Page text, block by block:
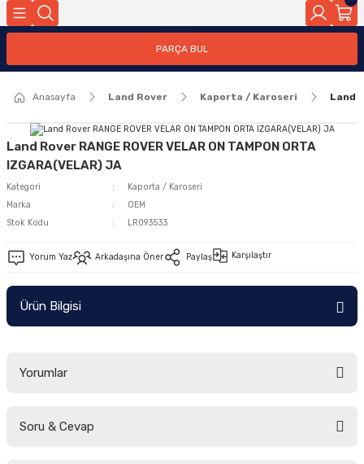
PARÇA BUL
Anasayfa Land Rover Kaporta / Karoseri Land
Land Rover RANGE ROVER VELAR ON TAMPON ORTA
IZGARA(VELAR) JA
Kategori
Kaporta / Karoseri
Marka
OEM
Stok Kodu
LR093533
Yorum Yaz Arkadaşına Öner Paylaş Karşılaştır
Ürün Bilgisi
Yorumlar
Soru & Cevap